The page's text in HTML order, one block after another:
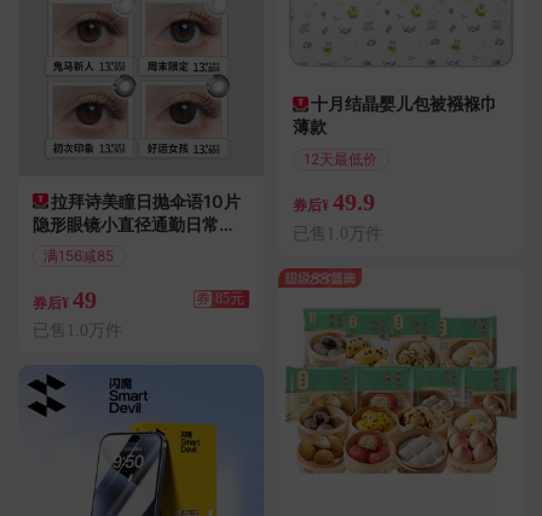
拉拜诗美瞳日抛伞语10片
隐形眼镜小直径通勤日常正
品特惠
满156减85
券后¥ 49 券 85元
已售1.0万件
十月结晶婴儿包被襁褓巾
薄款
12天最低价
券后¥ 49.9
已售1.0万件